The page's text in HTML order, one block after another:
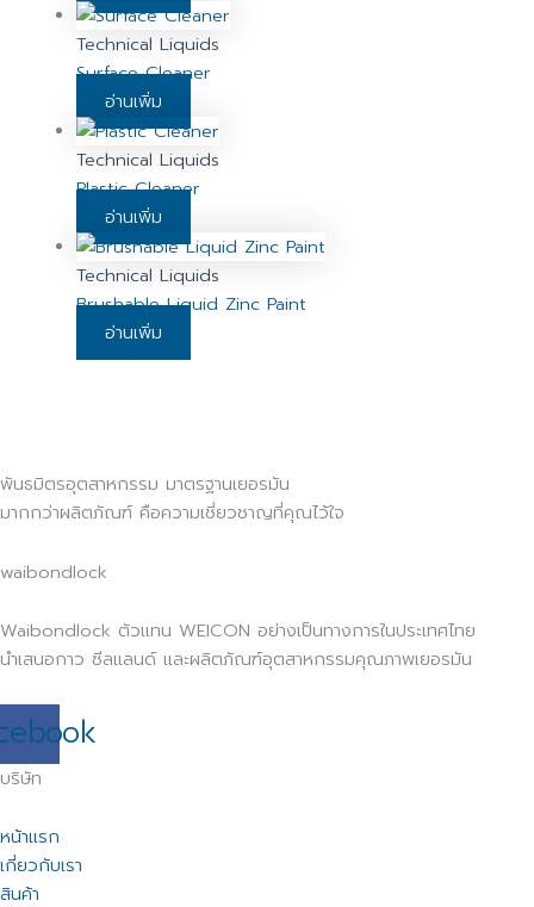
Technical Liquids
Surface Cleaner
อ่านเพิ่ม
Technical Liquids
Plastic Cleaner
อ่านเพิ่ม
Technical Liquids
Brushable Liquid Zinc Paint
อ่านเพิ่ม
พันธมิตรอุตสาหกรรม มาตรฐานเยอรมัน
มากกว่าผลิตภัณฑ์ คือความเชี่ยวชาญที่คุณไว้ใจ
waibondlock
Waibondlock ตัวแทน WEICON อย่างเป็นทางการในประเทศไทย
นำเสนอกาว ซีลแลนด์ และผลิตภัณฑ์อุตสาหกรรมคุณภาพเยอรมัน
บริษัท
หน้าแรก
เกี่ยวกับเรา
สินค้า